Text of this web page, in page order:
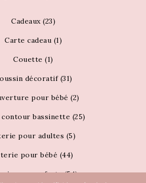
Cadeaux (23)
Carte cadeau (1)
Couette (1)
décoratif (31)
pour bébé (2)
bassinette (25)
pour adultes (5)
pour bébé (44)
pour enfants (54)